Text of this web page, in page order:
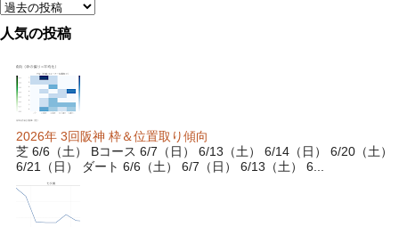
人気の投稿
2026年 3回阪神 枠＆位置取り傾向
芝 6/6（土） Bコース 6/7（日） 6/13（土） 6/14（日） 6/20（土）
6/21（日） ダート 6/6（土） 6/7（日） 6/13（土） 6...